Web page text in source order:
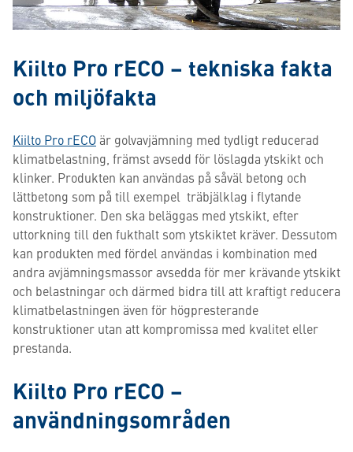
Kiilto Pro rECO – tekniska fakta
och miljöfakta
Kiilto Pro rECOär golvavjämning med tydligt reducerad
klimatbelastning, främst avsedd för löslagda ytskikt och
klinker. Produkten kan användas på såväl betong och
lättbetong som på till exempel träbjälklag i flytande
konstruktioner. Den ska beläggas med ytskikt, efter
uttorkning till den fukthalt som ytskiktet kräver. Dessutom
kan produkten med fördel användas i kombination med
andra avjämningsmassor avsedda för mer krävande ytskikt
och belastningar och därmed bidra till att kraftigt reducera
klimatbelastningen även för högpresterande
konstruktioner utan att kompromissa med kvalitet eller
prestanda.
Kiilto Pro rECO –
användningsområden